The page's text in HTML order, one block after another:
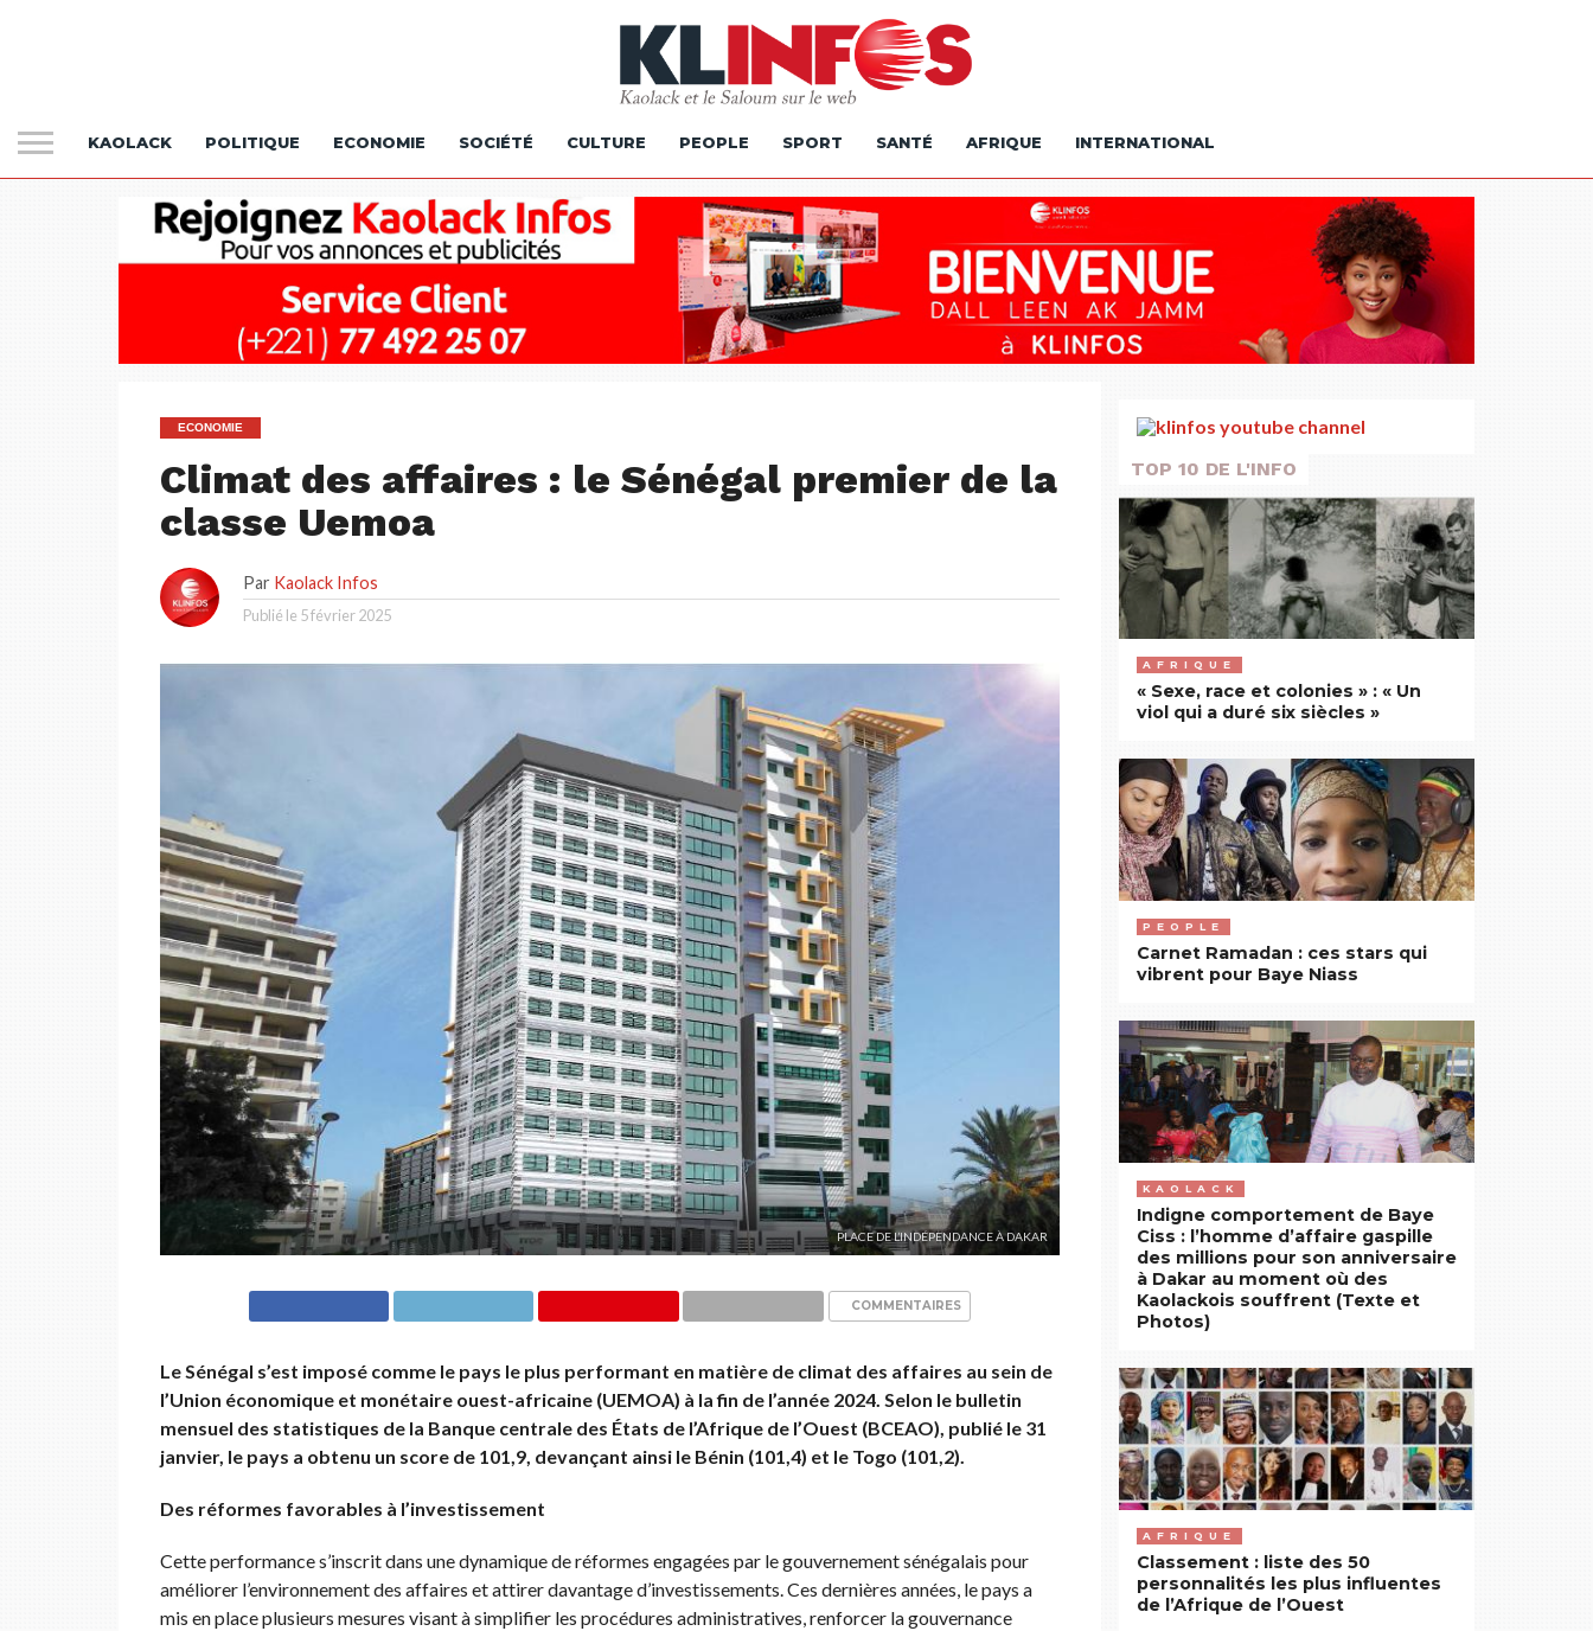
KAOLACK POLITIQUE ECONOMIE SOCIÉTÉ CULTURE PEOPLE SPORT SANTÉ AFRIQUE INTERNATIONAL
ECONOMIE
Climat des affaires : le Sénégal premier de la
classe Uemoa
Par Kaolack Infos
Publié le 5 février 2025
PLACE DE L’INDÉPENDANCE À DAKAR
COMMENTAIRES
Le Sénégal s’est imposé comme le pays le plus performant en matière de climat des affaires au sein de
l’Union économique et monétaire ouest-africaine (UEMOA) à la fin de l’année 2024. Selon le bulletin
mensuel des statistiques de la Banque centrale des États de l’Afrique de l’Ouest (BCEAO), publié le 31
janvier, le pays a obtenu un score de 101,9, devançant ainsi le Bénin (101,4) et le Togo (101,2).
Des réformes favorables à l’investissement
Cette performance s’inscrit dans une dynamique de réformes engagées par le gouvernement sénégalais pour
améliorer l’environnement des affaires et attirer davantage d’investissements. Ces dernières années, le pays a
mis en place plusieurs mesures visant à simplifier les procédures administratives, renforcer la gouvernance
TOP 10 DE L'INFO
AFRIQUE
« Sexe, race et colonies » : « Un
viol qui a duré six siècles »
PEOPLE
Carnet Ramadan : ces stars qui
vibrent pour Baye Niass
KAOLACK
Indigne comportement de Baye
Ciss : l’homme d’affaire gaspille
des millions pour son anniversaire
à Dakar au moment où des
Kaolackois souffrent (Texte et
Photos)
AFRIQUE
Classement : liste des 50
personnalités les plus influentes
de l’Afrique de l’Ouest